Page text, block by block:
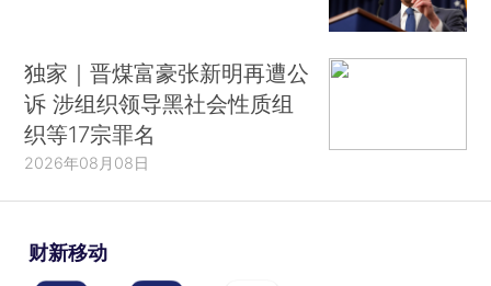
独家｜晋煤富豪张新明再遭公
诉 涉组织领导黑社会性质组
织等17宗罪名
2026年08月08日
财新移动